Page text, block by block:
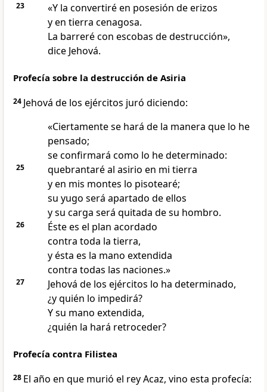
23
«Y la convertiré en posesión de erizos
y en tierra cenagosa.
La barreré con escobas de destrucción»,
dice Jehová.
Profecía sobre la destrucción de Asiria
24 Jehová de los ejércitos juró diciendo:
«Ciertamente se hará de la manera que lo he
pensado;
se confirmará como lo he determinado:
25
quebrantaré al asirio en mi tierra
y en mis montes lo pisotearé;
su yugo será apartado de ellos
y su carga será quitada de su hombro.
26
Éste es el plan acordado
contra toda la tierra,
y ésta es la mano extendida
contra todas las naciones.»
27
Jehová de los ejércitos lo ha determinado,
¿y quién lo impedirá?
Y su mano extendida,
¿quién la hará retroceder?
Profecía contra Filistea
28 El año en que murió el rey Acaz, vino esta profecía: